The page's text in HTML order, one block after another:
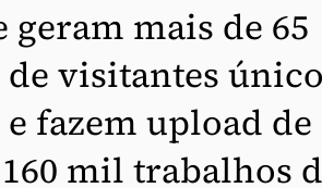
geram mais de 65
visitantes
fazem upload de
mil trabalhos